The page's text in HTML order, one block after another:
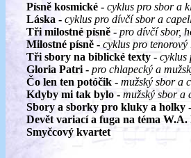
Písně kosmické - cyklus pro sbor a
Láska - cyklus pro dívčí sbor a
Tři milostné písně - pro dívčí sbor,
Milostné písně - cyklus pro
Tři sbory na biblické texty - cyklus
Gloria Patri - pro chlapecký a
Čo len ten potóčik - mužský sbor a
Kdyby mi tak bylo - mužský sbor a
Sbory a sborky pro kluky a holky -
Devět variací a fuga na téma
Smyčcový kvartet